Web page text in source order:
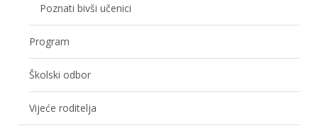
Poznati bivši učenici
Program
Školski odbor
Vijeće roditelja